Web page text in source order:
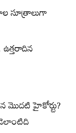
సూత్రాలుగా
మొదటి హైకోర్టు?